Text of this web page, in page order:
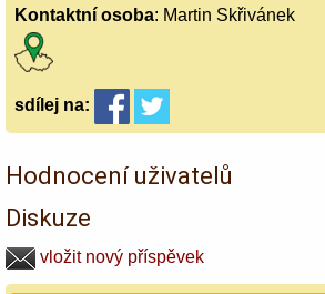
Kontaktní osoba: Martin Skřivánek
sdílej na:
Hodnocení uživatelů
Diskuze
vložit nový příspěvek